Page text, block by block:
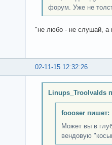
форум. Уже не
"не любо - не слушай, а
02-11-15 12:32:26
Linups_Troolvalds
foooser пишет:
Может вы в
вендовую